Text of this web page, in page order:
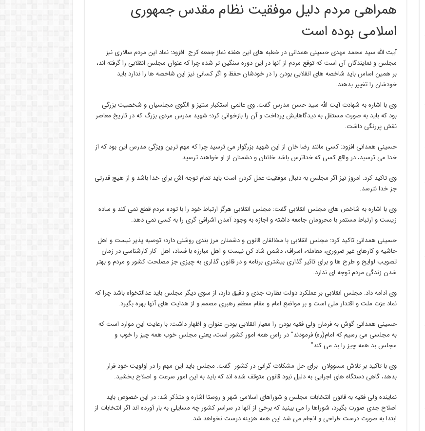
همراهی مردم دلیل موفقیت نظام مقدس جمهوری
اسلامی بوده است
آیت الله سید محمد مهدی حسینی همدانی در خطبه های این هفته نماز جمعه کرج افزود: نماد این مردم سالاری نیز
مجلس و نمایندگان آن است که توقع مردم از آنها در این دوره سنگین تر شده چرا که عنوان مجلس انقلابی را گرفته اند،
بر همین اساس باید شاخصه های انقلابی بودن را در خودشان حفظ و اگر کسانی نیز این شاخصه ها را ندارد باید
خودشان را تغییر بدهند.
وی با اشاره به شهادت آیت الله سید حسن مدرس گفت: وی عالمی استکبار ستیز و الگوی مجلسیان و شخصیت بزرگی
بود که باید به صورت مستقل به دیدگاهایش پرداخت و آن را بازخوانی کرد؛ شهید مدرس مردی بزرگ که در تاریخ معاصر
نقش پررنگی داشت.
حسینی همدانی افزود: کسی مانند رضا خان از این شهید بزرگوار می ترسید چرا که مهم ترین ویژگی مدرس این بود که از
خدا می ترسید، در واقع کسی که خداترس باشد خائنان و دشمنان از او خواهند ترسید.
وی تاکید کرد: امروز نیز اگر مجلس به دنبال موفقیت عمل کردن است باید تمام توجه اش برای خدا باشد و از هیچ قدرتی
جز خدا نترسد.
وی با اشاره به شاخص های مجلس انقلابی گفت: مجلس انقلابی هرگز ارتباط خود را با توده مردم قطع نمی کند و ساده
زیست و ارتباط مستمر با محرومان جامعه داشته و اجازه به وجود آمدن اشرافی گری را به کسی نمی دهد.
حسینی همدانی تاکید کرد: مجلس انقلابی با مخالفان قانون و دشمنان مرز بندی روشنی دارد؛ توصیه پذیر نیست و اهل
حاشیه و کارهای غیر ضروری، معامله، اسراف، دشمن شاد کن نیست و اهل مبارزه با فساد، اهل کار کارشناسی در زمان
تصویب لوایح و طرح ها و برای تاثیر گذاری بیشتری برنامه و در قانون گذاری به چیزی جز مصلحت کشور و مردم و بهتر
شدن زندگی مردم توجه ای ندارد.
وی ادامه داد: مجلس انقلابی بر عملکرد دولت نظارت جدی و دقیق دارد، از سوی دیگر مجلس باید عدالتخواه باشد چرا که
نماد عزت ملت و اقتدار ملی است و بر مواضع امام و مقام معظم رهبری مصمم و از هدایت های آنها بهره بگیرد.
حسینی همدانی گوش به فرمان ولی فقیه بودن را معیار انقلابی بودن عنوان و اظهار داشت: با رعایت این موارد است که
به مجلسی می رسیم که امام(ره) فرمودند” در راس همه امور کشور است، یعنی مجلس خوب همه چیز را خوب و
مجلس بد همه چیز را بد می کند”.
وی با تاکید بر تلاش مسوولان برای حل مشکلات گرانی در کشور گفت: مجلس باید این مهم را در اولویت خود قرار
بدهد، گاهی دستگاه های اجرایی به دلیل نبود قانون متوقف شده اند که باید به این امور سرعت و اصلاح بخشید.
نماینده ولی فقیه به قانون انتخابات مجلس و شوراهای اسلامی شهر و روستا اشاره و متذکر شد: در این خصوص باید
اصلاح جدی صورت بگیرد، شوراها را می بینید که برخی از آنها در سراسر کشور چه مسایلی به بار آورده اند اگر انتخابات از
ابتدا به صورت درست طراحی و انجام می شد این همه هزینه درست نخواهد شد.